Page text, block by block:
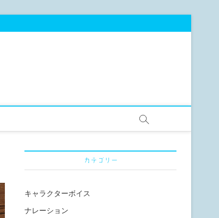
カテゴリー
キャラクターボイス
ナレーション